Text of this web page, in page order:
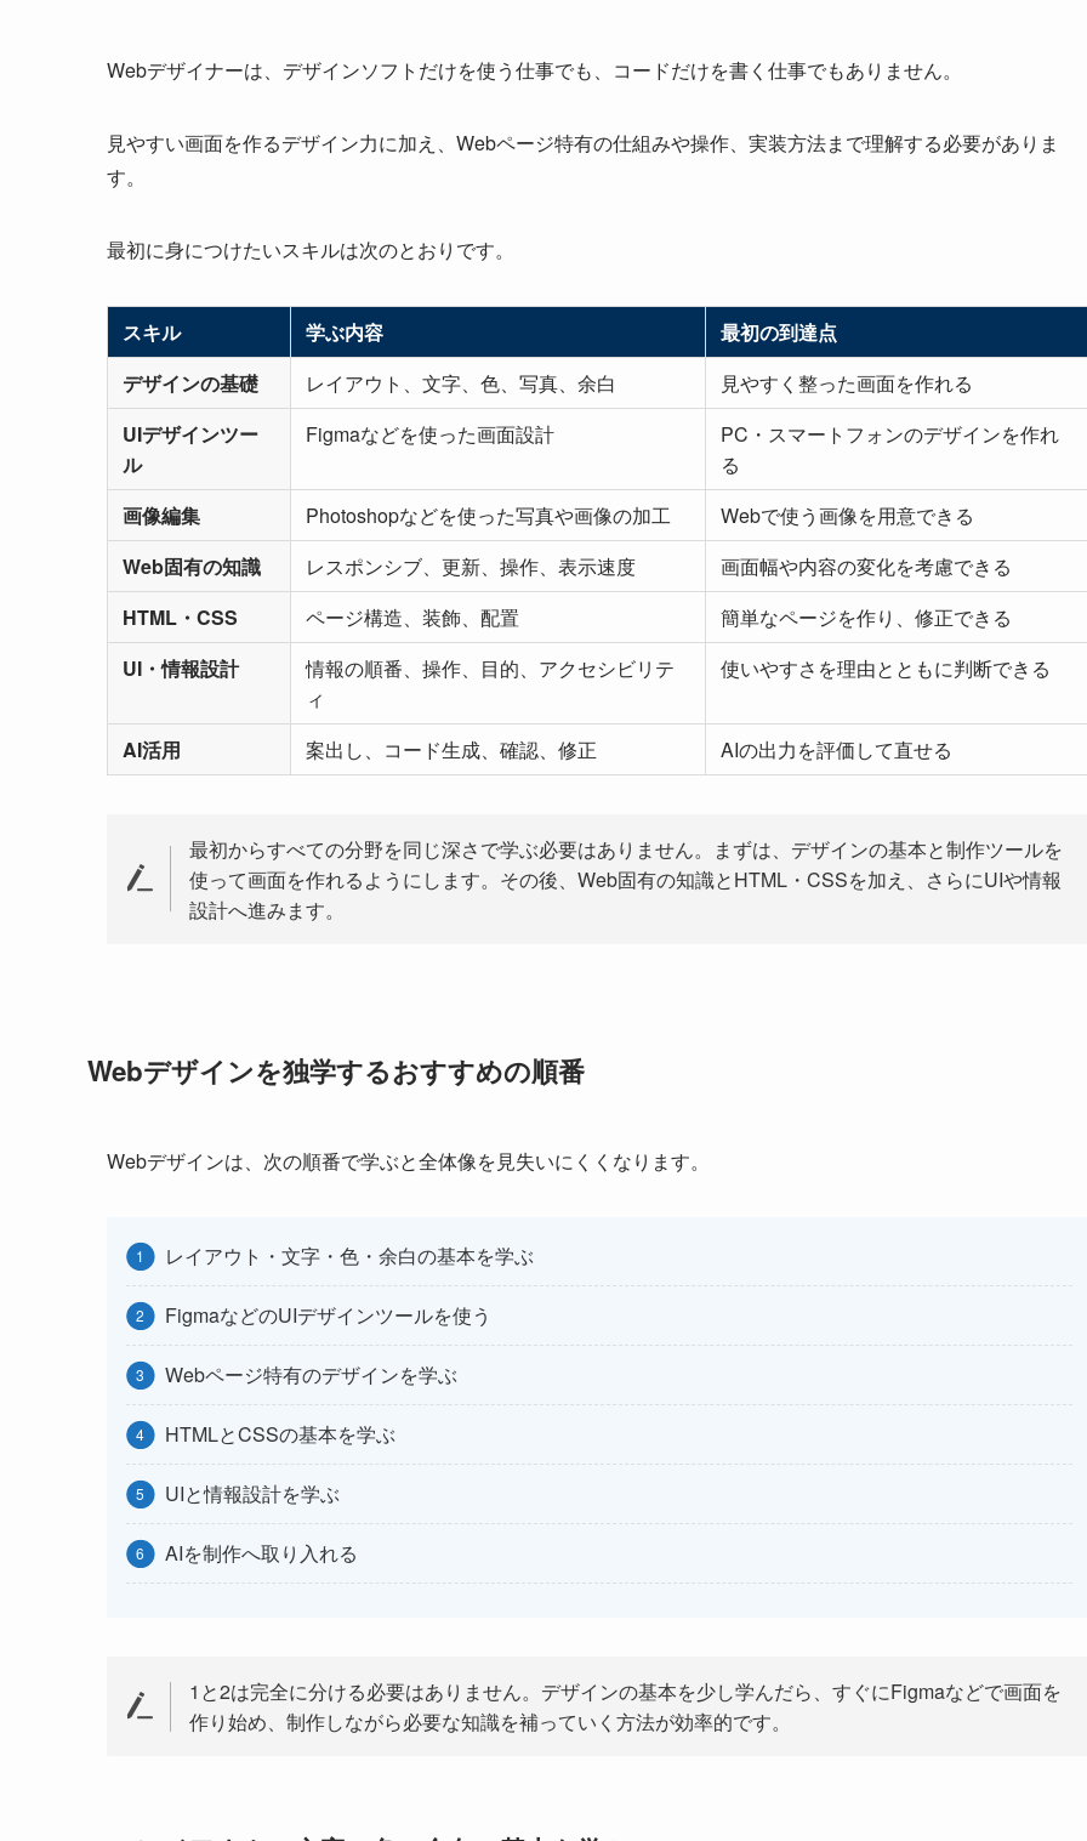
Webデザイナーは、デザインソフトだけを使う仕事でも、コードだけを書く仕事でもありません。
見やすい画面を作るデザイン力に加え、Webページ特有の仕組みや操作、実装方法まで理解する必要がありま
す。
最初に身につけたいスキルは次のとおりです。
スキル 学ぶ内容
最初の到達点
デザインの基礎
レイアウト、文字、色、写真、余白
見やすく整った画面を作れる
UIデザインツー
ル
Figmaなどを使った画面設計
PC・スマートフォンのデザインを作れ
る
画像編集
Photoshopなどを使った写真や画像の加工
Webで使う画像を用意できる
Web固有の知識
レスポンシブ、更新、操作、表示速度
画面幅や内容の変化を考慮できる
HTML・CSS
ページ構造、装飾、配置
簡単なページを作り、修正できる
UI・情報設計
情報の順番、操作、目的、アクセシビリテ
ィ
使いやすさを理由とともに判断できる
AI活用 案出し、コード生成、確認、修正 AIの出力を評価して直せる
最初からすべての分野を同じ深さで学ぶ必要はありません。まずは、デザインの基本と制作ツールを
使って画面を作れるようにします。その後、Web固有の知識とHTML・CSSを加え、さらにUIや情報
設計へ進みます。
Webデザインを独学するおすすめの順番
Webデザインは、次の順番で学ぶと全体像を見失いにくくなります。
レイアウト・文字・色・余白の基本を学ぶ
FigmaなどのUIデザインツールを使う
Webページ特有のデザインを学ぶ
HTMLとCSSの基本を学ぶ
UIと情報設計を学ぶ
AIを制作へ取り入れる
1と2は完全に分ける必要はありません。デザインの基本を少し学んだら、すぐにFigmaなどで画面を
作り始め、制作しながら必要な知識を補っていく方法が効率的です。